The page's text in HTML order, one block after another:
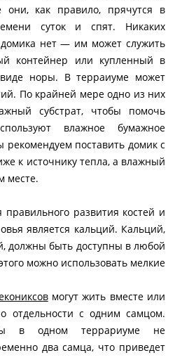
они, как правило, прячутся в
суток и спят. Никаких
нет — им может служить
контейнер или купленный в
норы. В терраиуме может
По крайней мере одно из них
субстрат, чтобы помочь
влажное бумажное
поставить домик с
к источнику тепла, а влажный
месте.
развития костей и
является кальций. Кальций,
должны быть доступны в любой
можно использовать мелкие
могут жить вместе или
отдельности с одним самцом.
в одном террариуме не
два самца, что приведет